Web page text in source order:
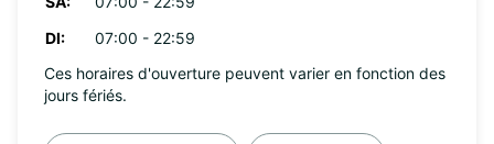
DI:
07:00 - 22:59
Ces horaires d'ouverture peuvent varier en fonction des
jours fériés.